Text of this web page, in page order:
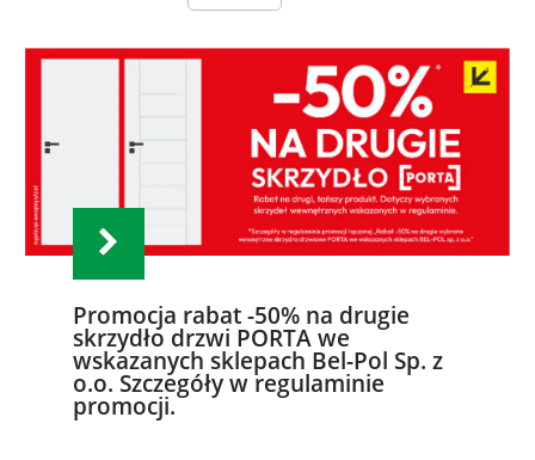
Promocja rabat -50% na drugie
skrzydło drzwi PORTA we
wskazanych sklepach Bel-Pol Sp. z
o.o. Szczegóły w regulaminie
promocji.